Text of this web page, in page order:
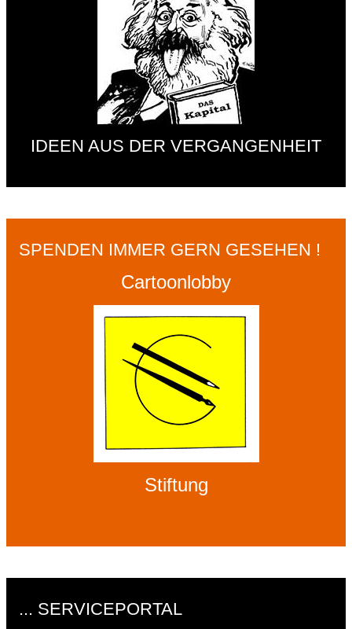
IDEEN AUS DER VERGANGENHEIT
SPENDEN IMMER GERN GESEHEN !
Cartoonlobby
Stiftung
... SERVICEPORTAL